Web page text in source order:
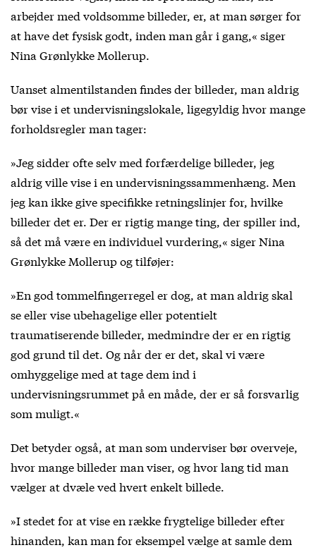
arbejder med voldsomme billeder, er, at man sørger for
at have det fysisk godt, inden man går i gang,« siger
Nina Grønlykke Mollerup.
Uanset almentilstanden findes der billeder, man aldrig
bør vise i et undervisningslokale, ligegyldig hvor mange
forholdsregler man tager:
»Jeg sidder ofte selv med forfærdelige billeder, jeg
aldrig ville vise i en undervisningssammenhæng. Men
jeg kan ikke give specifikke retningslinjer for, hvilke
billeder det er. Der er rigtig mange ting, der spiller ind,
så det må være en individuel vurdering,« siger Nina
Grønlykke Mollerup og tilføjer:
»En god tommelfingerregel er dog, at man aldrig skal
se eller vise ubehagelige eller potentielt
traumatiserende billeder, medmindre der er en rigtig
god grund til det. Og når der er det, skal vi være
omhyggelige med at tage dem ind i
undervisningsrummet på en måde, der er så forsvarlig
som muligt.«
Det betyder også, at man som underviser bør overveje,
hvor mange billeder man viser, og hvor lang tid man
vælger at dvæle ved hvert enkelt billede.
»I stedet for at vise en række frygtelige billeder efter
hinanden, kan man for eksempel vælge at samle dem